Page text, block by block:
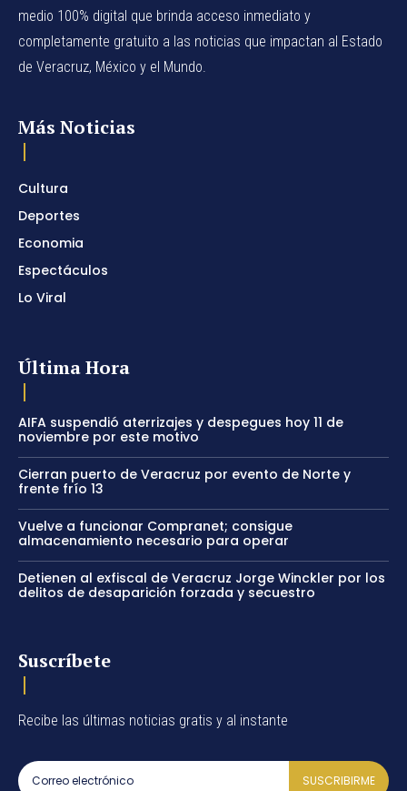
medio 100% digital que brinda acceso inmediato y
completamente gratuito a las noticias que impactan al Estado
de Veracruz, México y el Mundo.
Más Noticias
Cultura
Deportes
Economia
Espectáculos
Lo Viral
Última Hora
AIFA suspendió aterrizajes y despegues hoy 11 de
noviembre por este motivo
Cierran puerto de Veracruz por evento de Norte y
frente frío 13
Vuelve a funcionar Compranet; consigue
almacenamiento necesario para operar
Detienen al exfiscal de Veracruz Jorge Winckler por los
delitos de desaparición forzada y secuestro
Suscríbete
Recibe las últimas noticias gratis y al instante
SUSCRIBIRME